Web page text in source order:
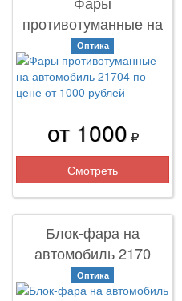
противотуманные на
автомобиль 21704
Оптика
от 1000
Смотреть
Блок-фара на
автомобиль 2170
Оптика